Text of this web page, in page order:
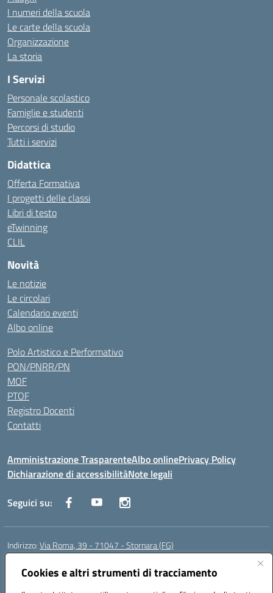
Cookies e altri strumenti di tracciamento
I numeri della scuola
Le carte della scuola
Organizzazione
La storia
I Servizi
Personale scolastico
Famiglie e studenti
Percorsi di studio
Tutti i servizi
Didattica
Offerta Formativa
I progetti delle classi
Libri di testo
eTwinning
CLIL
Novità
Le notizie
Le circolari
Calendario eventi
Albo online
Polo Artistico e Performativo
PON/PNRR/PN
MOF
PTOF
Registro Docenti
Contatti
Amministrazione TrasparenteAlbo onlinePrivacy Policy
Dichiarazione di accessibilitàNote legali
Seguici su:
Indirizzo:Via Roma, 39 - 71047 - Stornara (FG)
Centralino:
Posta elettronica certificata (PEC):FGIC83700P@pec.istruzione.it